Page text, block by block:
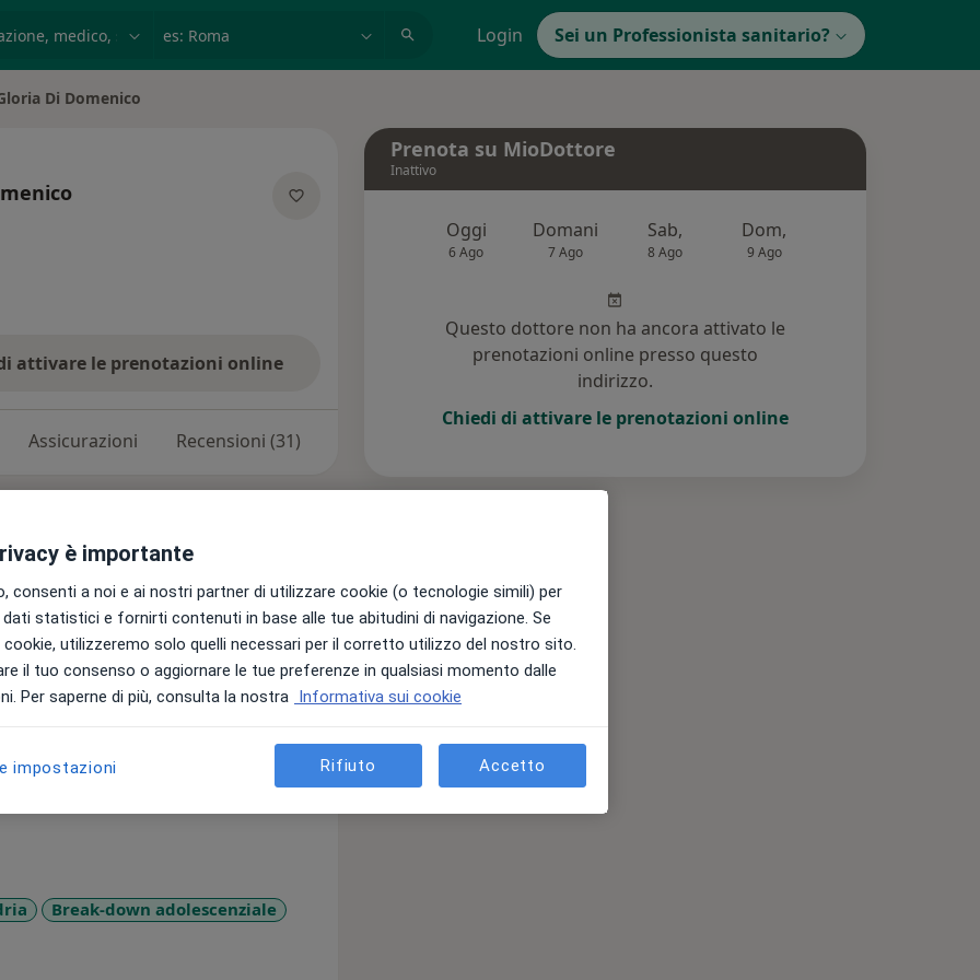
Login Sei un Professionista sanitario?
cittàDi Domenico
attivare le prenotazioni online
Assicurazioni Recensioni (31)
clinica, negli ultimi anni ho vissuto
modo di fare molte esperienze
e modus operandi. Utilizzo un
(Palo Alto approach), sono
universitario ufficiale).
Break-down adolescenziale
Prenota su MioDottore
Inattivo
Oggi
6 Ago
Domani
7 Ago
Sab,
8 Ago
Dom,
9 Ago
Questo dottore non ha ancora attivato le
prenotazioni online presso questo
indirizzo.
Chiedi di attivare le prenotazioni online
è importante
consenti a noi e ai nostri partner di utilizzare cookie (o tecnologie simili) per
statistici e fornirti contenuti in base alle tue abitudini di navigazione. Se
utilizzeremo solo quelli necessari per il corretto utilizzo del nostro sito.
il tuo consenso o aggiornare le tue preferenze in qualsiasi momento dalle
Per saperne di più, consulta la nostra Informativa sui cookie
impostazioni Rifiuto Accetto